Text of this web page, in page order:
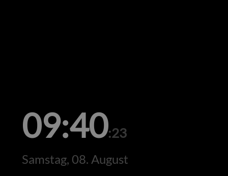
09:40:23
Samstag, 08. August